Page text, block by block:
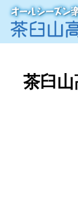
茶臼